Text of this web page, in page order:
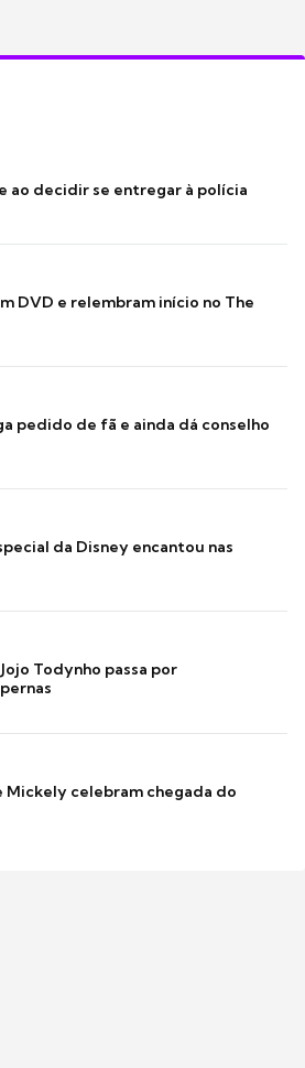
ao decidir se entregar à polícia
DVD e relembram início no The
pedido de fã e ainda dá conselho
da Disney encantou nas
Todynho passa por
Mickely celebram chegada do